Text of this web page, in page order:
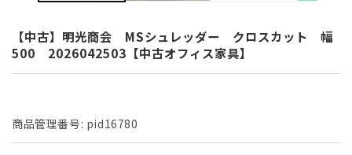
(1)
を
開
く
【中古】明光商会 MSシュレッダー クロスカット 幅
500 2026042503【中古オフィス家具】
商品管理番号: pid16780